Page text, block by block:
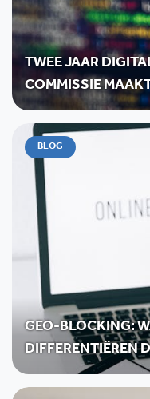
TWEE JAAR
COMMISSIE
BLOG
GEO-BLOCKING:
DIFFERENTIËREN